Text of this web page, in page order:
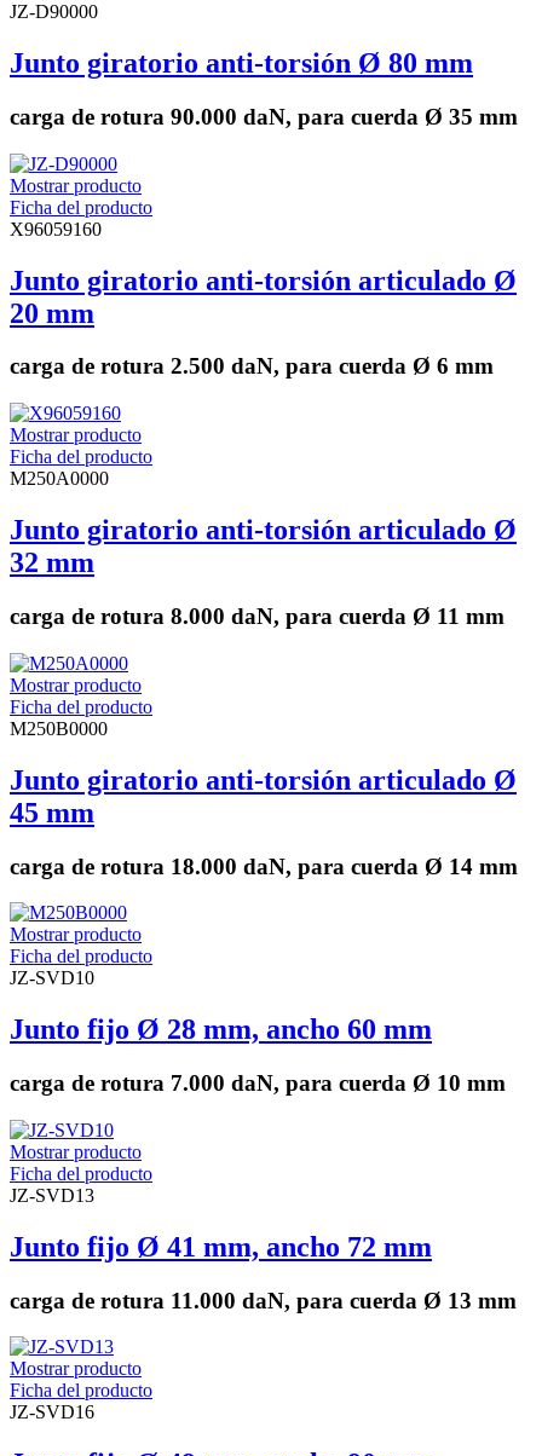
JZ-D90000
Junto giratorio anti-torsión Ø 80 mm
carga de rotura 90.000 daN, para cuerda Ø 35 mm
Mostrar producto
Ficha del producto
X96059160
Junto giratorio anti-torsión articulado Ø
20 mm
carga de rotura 2.500 daN, para cuerda Ø 6 mm
Mostrar producto
Ficha del producto
M250A0000
Junto giratorio anti-torsión articulado Ø
32 mm
carga de rotura 8.000 daN, para cuerda Ø 11 mm
Mostrar producto
Ficha del producto
M250B0000
Junto giratorio anti-torsión articulado Ø
45 mm
carga de rotura 18.000 daN, para cuerda Ø 14 mm
Mostrar producto
Ficha del producto
JZ-SVD10
Junto fijo Ø 28 mm, ancho 60 mm
carga de rotura 7.000 daN, para cuerda Ø 10 mm
Mostrar producto
Ficha del producto
JZ-SVD13
Junto fijo Ø 41 mm, ancho 72 mm
carga de rotura 11.000 daN, para cuerda Ø 13 mm
Mostrar producto
Ficha del producto
JZ-SVD16